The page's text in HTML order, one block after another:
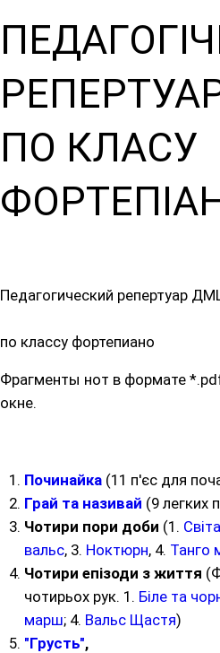
ПО КЛАСУ
Педагогический репертуар
по классу фортепиано
Фрагменты нот в формате
окне.
Починайка (11 п'єс для
Грай та називай (9 легких
Чотири пори доби (1.
вальс, 3. Ноктюрн, 4. Танго
Чотири епізоди з життя
чотирьох рук. 1. Біле та
марш; 4. Вальс Щастя)
"Грусть",